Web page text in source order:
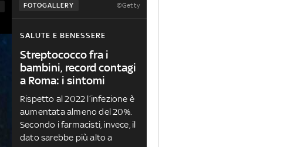
FOTOGALLERY ©Getty
SALUTE E BENESSERE
Streptococco fra i
bambini, record contagi
a Roma: i sintomi
Rispetto al 2022 l’infezione è
aumentata almeno del 20%.
Secondo i farmacisti, invece, il
dato sarebbe più alto a